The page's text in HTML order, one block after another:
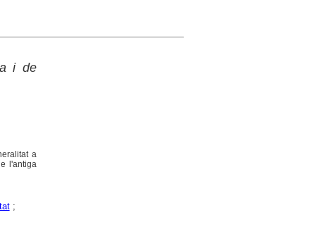
i de
a
l'antiga
;